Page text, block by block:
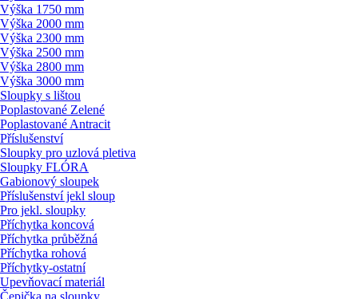
Výška 1750 mm
Výška 2000 mm
Výška 2300 mm
Výška 2500 mm
Výška 2800 mm
Výška 3000 mm
Sloupky s lištou
Poplastované Zelené
Poplastované Antracit
Příslušenství
Sloupky pro uzlová pletiva
Sloupky FLÓRA
Gabionový sloupek
Příslušenství jekl sloup
Pro jekl. sloupky
Příchytka koncová
Příchytka průběžná
Příchytka rohová
Příchytky-ostatní
Upevňovací materiál
Čepička na sloupky